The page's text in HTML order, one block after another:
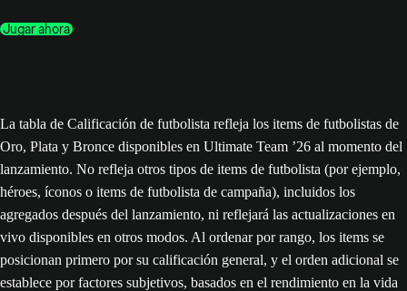
Jugar ahora
La tabla de Calificación de futbolista refleja los items de futbolistas de
Oro, Plata y Bronce disponibles en Ultimate Team ’26 al momento del
lanzamiento. No refleja otros tipos de items de futbolista (por ejemplo,
héroes, íconos o items de futbolista de campaña), incluidos los
agregados después del lanzamiento, ni reflejará las actualizaciones en
vivo disponibles en otros modos. Al ordenar por rango, los items se
posicionan primero por su calificación general, y el orden adicional se
establece por factores subjetivos, basados en el rendimiento en la vida